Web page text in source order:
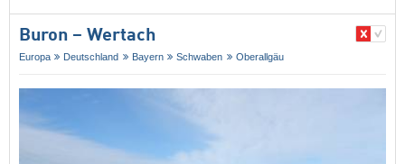
Buron – Wertach
Europa Deutschland Bayern Schwaben Oberallgäu